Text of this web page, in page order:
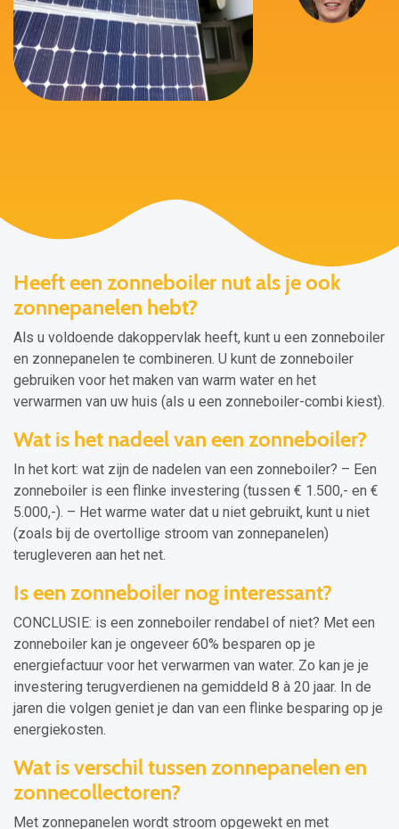
Heeft een zonneboiler nut als je ook
zonnepanelen hebt?
Als u voldoende dakoppervlak heeft, kunt u een zonneboiler
en zonnepanelen te combineren. U kunt de zonneboiler
gebruiken voor het maken van warm water en het
verwarmen van uw huis (als u een zonneboiler-combi kiest).
Wat is het nadeel van een zonneboiler?
In het kort: wat zijn de nadelen van een zonneboiler? – Een
zonneboiler is een flinke investering (tussen € 1.500,- en €
5.000,-). – Het warme water dat u niet gebruikt, kunt u niet
(zoals bij de overtollige stroom van zonnepanelen)
terugleveren aan het net.
Is een zonneboiler nog interessant?
CONCLUSIE: is een zonneboiler rendabel of niet? Met een
zonneboiler kan je ongeveer 60% besparen op je
energiefactuur voor het verwarmen van water. Zo kan je je
investering terugverdienen na gemiddeld 8 à 20 jaar. In de
jaren die volgen geniet je dan van een flinke besparing op je
energiekosten.
Wat is verschil tussen zonnepanelen en
zonnecollectoren?
Met zonnepanelen wordt stroom opgewekt en met